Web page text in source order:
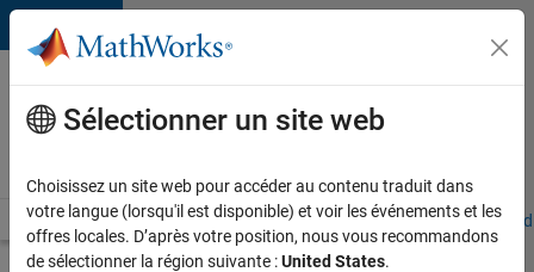
Passer au contenu
Votre
carrière
chez
Accueil Explorer nos opportunités Adresses de nos bureaux
Sélectionner un site web
Choisissez un site web pour accéder au contenu traduit dans
votre langue (lorsqu'il est disponible) et voir les événements et les
offres locales. D’après votre position, nous vous recommandons
de sélectionner la région suivante :United States.